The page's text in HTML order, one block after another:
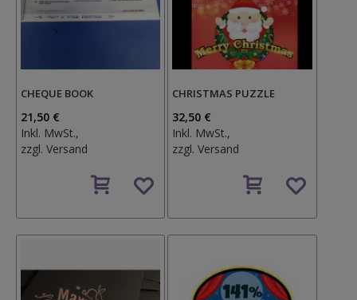
CHEQUE BOOK
21,50 €
Inkl. MwSt.,
zzgl. Versand
den
CHRISTMAS PUZZLE
32,50 €
Inkl. MwSt.,
zzgl.Versand
den